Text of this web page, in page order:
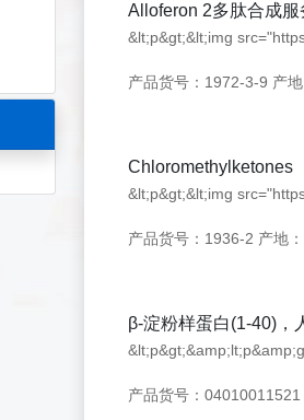
Alloferon 2多肽合成服
&lt;p&gt;&lt;img
产品货号：1972-3-9 产
Chloromethylketones
&lt;p&gt;&lt;img
产品货号：1936-2 产地
β-淀粉样蛋白(1-40)，
产品货号：04010011521